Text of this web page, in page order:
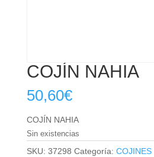
COJÍN NAHIA
50,60€
COJÍN NAHIA
Sin existencias
SKU: 37298 Categoría: COJINES